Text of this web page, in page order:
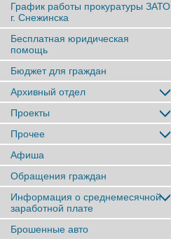
График работы прокуратуры ЗАТО
г. Снежинска
Бесплатная юридическая
помощь
Бюджет для граждан
Архивный отдел
Проекты
Прочее
Афиша
Обращения граждан
Информация о среднемесячной
заработной плате
Брошенные авто